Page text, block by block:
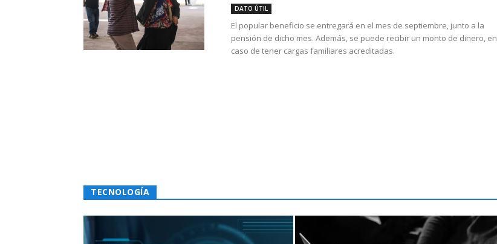
DATO ÚTIL
El popular beneficio se entregará en el mes de septiembre, junto a la
pensión de dicho mes. Además, se puede recibir un monto de dinero, en
caso de tener cargas familiares acreditadas.
TECNOLOGÍA